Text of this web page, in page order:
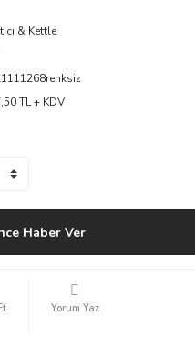
& Kettle
TL + KDV
Haber Ver
Yorum Yaz